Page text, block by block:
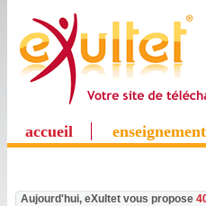
accueil
Aujourd'hui, eXultet vous propose